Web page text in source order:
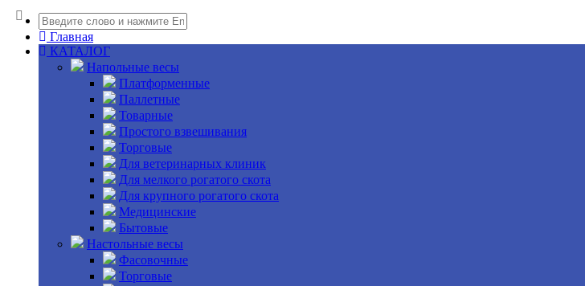
Главная
КАТАЛОГ
Напольные весы
Платформенные
Паллетные
Товарные
Простого взвешивания
Торговые
Для ветеринарных клиник
Для мелкого рогатого скота
Для крупного рогатого скота
Медицинские
Бытовые
Настольные весы
Фасовочные
Торговые